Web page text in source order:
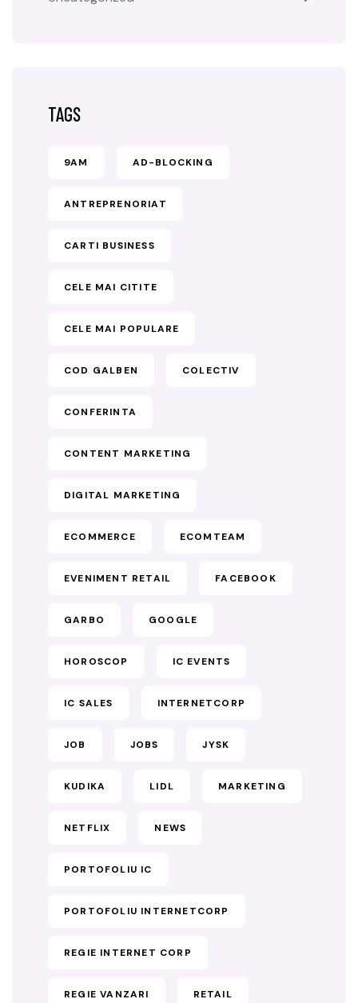
TAGS
9AM AD-BLOCKING
ANTREPRENORIAT
CARTI BUSINESS
CELE MAI CITITE
CELE MAI POPULARE
COD GALBEN COLECTIV
CONFERINTA
CONTENT MARKETING
DIGITAL MARKETING
ECOMMERCE ECOMTEAM
EVENIMENT RETAIL FACEBOOK
GARBO GOOGLE
HOROSCOP IC EVENTS
IC SALES INTERNETCORP
JOB JOBS JYSK
KUDIKA LIDL MARKETING
NETFLIX NEWS
PORTOFOLIU IC
PORTOFOLIU INTERNETCORP
REGIE INTERNET CORP
REGIE VANZARI RETAIL